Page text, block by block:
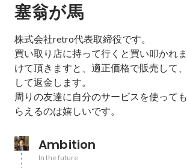
塞翁が馬
株式会社retro代表取締役です。
買い取り店に持って行くと買い叩かれ
けて頂きますと、適正価格で販売して
して返金します。
周りの友達に自分のサービスを使って
らえるのは嬉しいです。
Ambition
In the future